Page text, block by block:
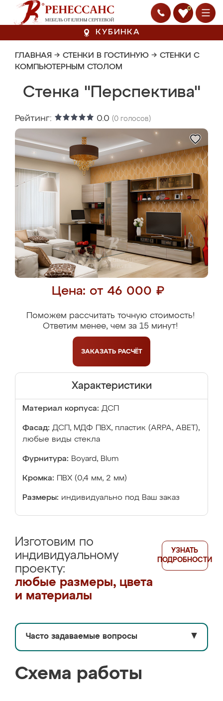
0
КУБИНКА
ГЛАВНАЯ → СТЕНКИ В ГОСТИНУЮ → СТЕНКИ С
КОМПЬЮТЕРНЫМ СТОЛОМ
Стенка "Перспектива"
Рейтинг: 0.0 (0 голосов)
Цена: от 46 000 ₽
Поможем рассчитать точную стоимость!
Ответим менее, чем за 15 минут!
ЗАКАЗАТЬ РАСЧЁТ
Характеристики
Материал корпуса: ДСП
Фасад: ДСП, МДФ ПВХ, пластик (ARPA, ABET),
любые виды стекла
Фурнитура: Boyard, Blum
Кромка: ПВХ (0,4 мм, 2 мм)
Размеры: индивидуально под Ваш заказ
Изготовим по
индивидуальному
проекту:
любые размеры, цвета
и материалы
УЗНАТЬ
ПОДРОБНОСТИ
Часто задаваемые вопросы ▼
Схема работы